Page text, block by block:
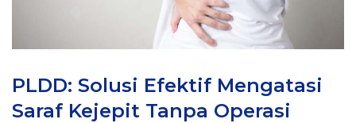
PLDD: Solusi Efektif Mengatasi
Saraf Kejepit Tanpa Operasi